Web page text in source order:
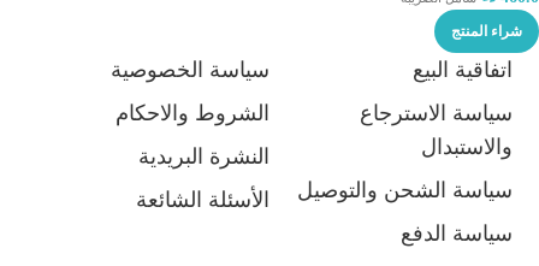
شراء المنتج
اتفاقية البيع
سياسة الاسترجاع
والاستبدال
سياسة الشحن والتوصيل
سياسة الدفع
سياسة الخصوصية
الشروط والاحكام
النشرة البريدية
الأسئلة الشائعة